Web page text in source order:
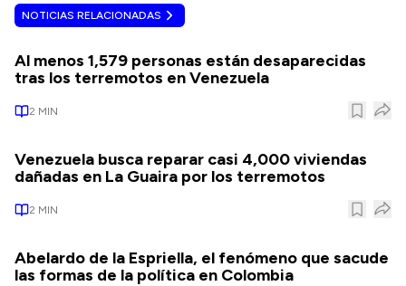
NOTICIAS RELACIONADAS
Al menos 1,579 personas están desaparecidas
tras los terremotos en Venezuela
2 MIN
Venezuela busca reparar casi 4,000 viviendas
dañadas en La Guaira por los terremotos
2 MIN
Abelardo de la Espriella, el fenómeno que sacude
las formas de la política en Colombia